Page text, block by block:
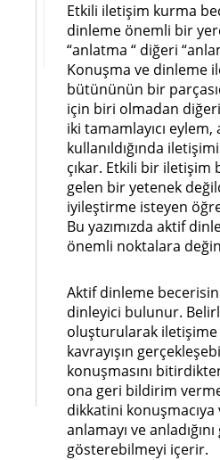
Etkili iletişim kurma
dinleme önemli bir
“anlatma “ diğeri
Konuşma ve dinleme
bütününün bir
için biri olmadan
iki tamamlayıcı
kullanıldığında
çıkar. Etkili bir iletişim
gelen bir yetenek
iyileştirme isteyen
Bu yazımızda aktif
önemli noktalara
Aktif dinleme
dinleyici bulunur.
oluşturularak iletişime
kavrayışın
konuşmasını
ona geri bildirim
dikkatini konuşmacıya
anlamayı ve
gösterebilmeyi içerir.